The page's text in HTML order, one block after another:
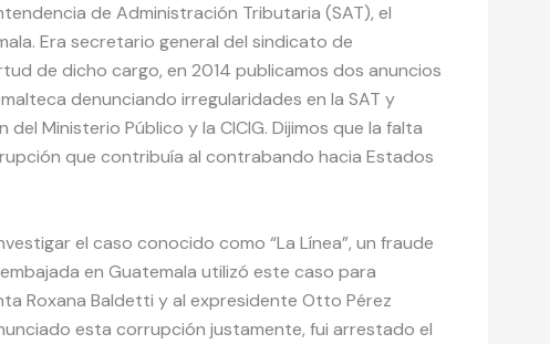
de Administración Tributaria (SAT), el
Era secretario general del sindicato de
de dicho cargo, en 2014 publicamos dos anuncios
denunciando irregularidades en la SAT y
Ministerio Público y la CICIG. Dijimos que la falta
que contribuía al contrabando hacia Estados
el caso conocido como “La Línea”, un fraude
en Guatemala utilizó este caso para
Roxana Baldetti y al expresidente Otto Pérez
esta corrupción justamente, fui arrestado el